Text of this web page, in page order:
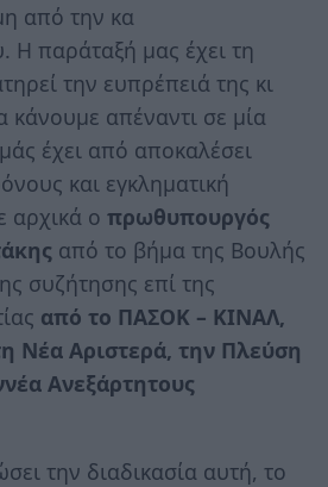
από την κα
Η παράταξή μας έχει τη
την ευπρέπειά της κι
κάνουμε απέναντι σε μία
έχει από αποκαλέσει
και εγκληματική
αρχικά ο πρωθυπουργός
από το βήμα της Βουλής
συζήτησης επί της
από το ΠΑΣΟΚ – ΚΙΝΑΛ,
Νέα Αριστερά, την Πλεύση
Ανεξάρτητους
την διαδικασία αυτή, το